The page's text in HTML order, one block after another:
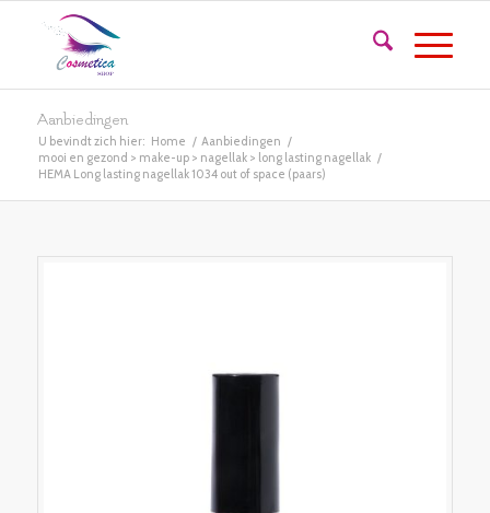
Aanbiedingen
U bevindt zich hier: Home / Aanbiedingen /
mooi en gezond > make-up > nagellak > long lasting nagellak /
HEMA Long lasting nagellak 1034 out of space (paars)